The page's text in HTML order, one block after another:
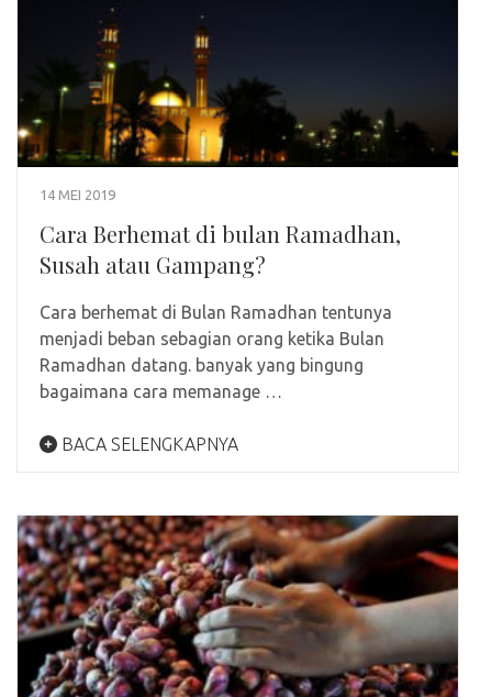
14 MEI 2019
Cara Berhemat di bulan Ramadhan,
Susah atau Gampang?
Cara berhemat di Bulan Ramadhan tentunya
menjadi beban sebagian orang ketika Bulan
Ramadhan datang. banyak yang bingung
bagaimana cara memanage …
BACA SELENGKAPNYA